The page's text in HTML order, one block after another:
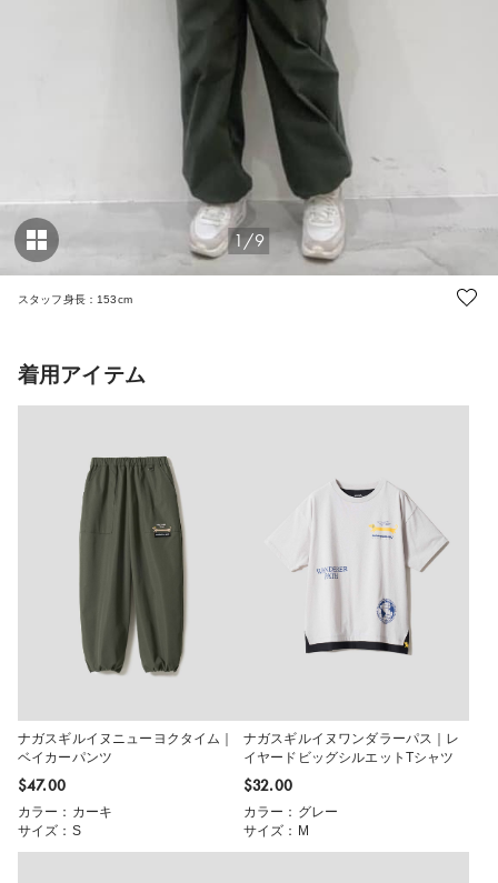
1/9
スタッフ身長：153cm
着用アイテム
ナガスギルイヌニューヨクタイム｜
ベイカーパンツ
$‌47.00
カラー：カーキ
サイズ：S
ナガスギルイヌワンダラーパス｜レ
イヤードビッグシルエットTシャツ
$‌32.00
カラー：グレー
サイズ：M